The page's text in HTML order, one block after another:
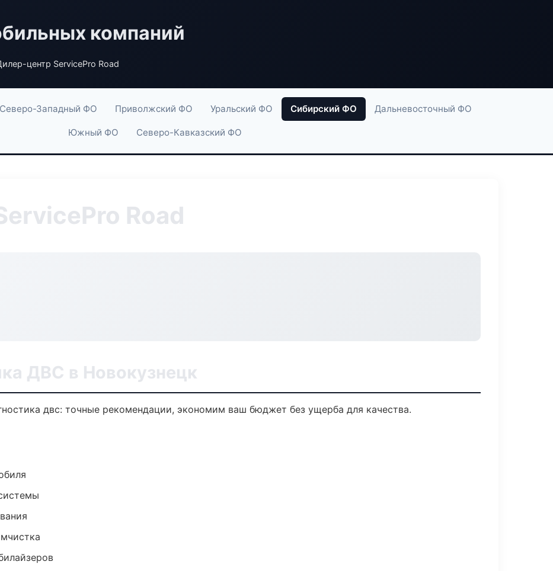
компаний
центр ServicePro Road
Северо-Западный ФО Приволжский ФО Уральский ФО Сибирский ФО Дальневосточный ФО
Южный ФО Северо-Кавказский ФО
Road
ДВС в Новокузнецк
двс: точные рекомендации, экономим ваш бюджет без ущерба для качества.